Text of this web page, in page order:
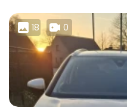
18 0